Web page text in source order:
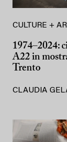
CULTURE +
1974–2024:
A22 in
Trento
CLAUDIA